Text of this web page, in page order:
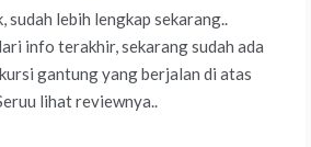
sudah lebih lengkap sekarang..
info terakhir, sekarang sudah ada
gantung yang berjalan di atas
lihat reviewnya..